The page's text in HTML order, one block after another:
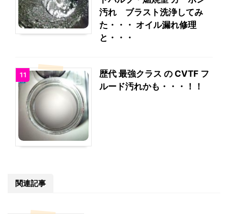
汚れ ブラスト洗浄してみ
た・・・ オイル漏れ修理
と・・・
11
歴代 最強クラス の CVTF フ
ルード汚れかも・・・！！
関連記事